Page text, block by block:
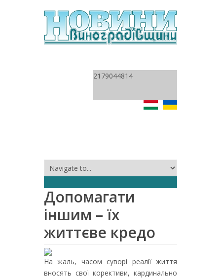
2179044814
Допомагати
іншим – їх
життєве кредо
На жаль, часом суворі реалії життя
вносять свої корективи, кардинально